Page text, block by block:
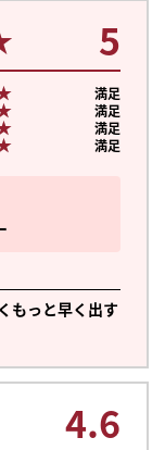
もっと早く出す
5
満足
満足
満足
満足
4.6